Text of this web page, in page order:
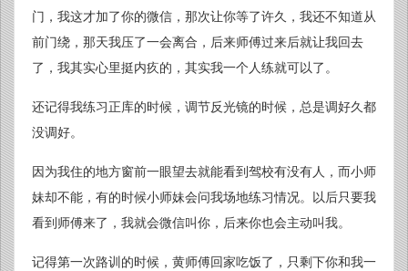
门，我这才加了你的微信，那次让你等了许久，我还不知道从
前门绕，那天我压了一会离合，后来师傅过来后就让我回去
了，我其实心里挺内疚的，其实我一个人练就可以了。
还记得我练习正库的时候，调节反光镜的时候，总是调好久都
没调好。
因为我住的地方窗前一眼望去就能看到驾校有没有人，而小师
妹却不能，有的时候小师妹会问我场地练习情况。以后只要我
看到师傅来了，我就会微信叫你，后来你也会主动叫我。
记得第一次路训的时候，黄师傅回家吃饭了，只剩下你和我一